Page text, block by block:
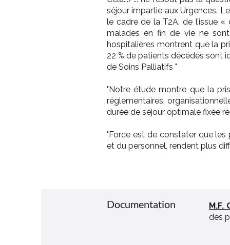
séjour impartie aux Urgences.
le cadre de la T2A, de l’issue
malades en fin de vie ne
hospitalières montrent que la
22 % de patients décédés sont
de Soins Palliatifs "
"Notre étude montre que la
réglementaires,
durée de séjour optimale fixée
"Force est de constater que
et du personnel, rendent plus
Documentation M.F.
des